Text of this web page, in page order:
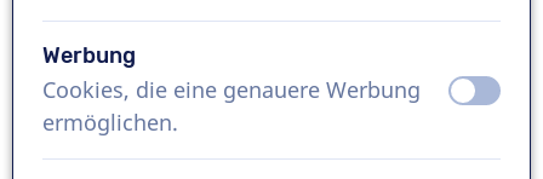
Imagefilm , 1 - 250 Wörter
Projekt erstellen
Kostenlose Demo anfordern
Werbung
Cookies, die eine genauere Werbung
ermöglichen.
ausan